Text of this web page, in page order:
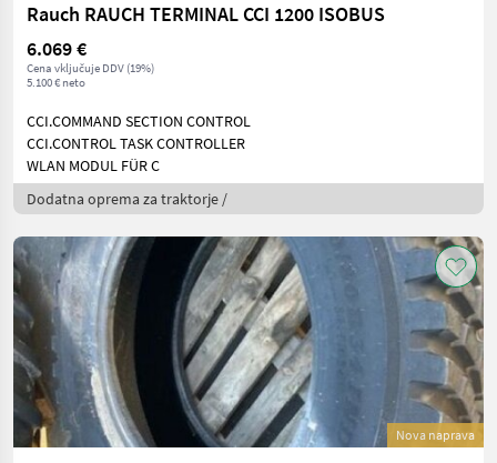
Rauch RAUCH TERMINAL CCI 1200 ISOBUS
6.069 €
Cena vključuje DDV (19%)
5.100 € neto
CCI.COMMAND SECTION CONTROL
CCI.CONTROL TASK CONTROLLER
WLAN MODUL FÜR C
Dodatna oprema za traktorje /
Nova naprava